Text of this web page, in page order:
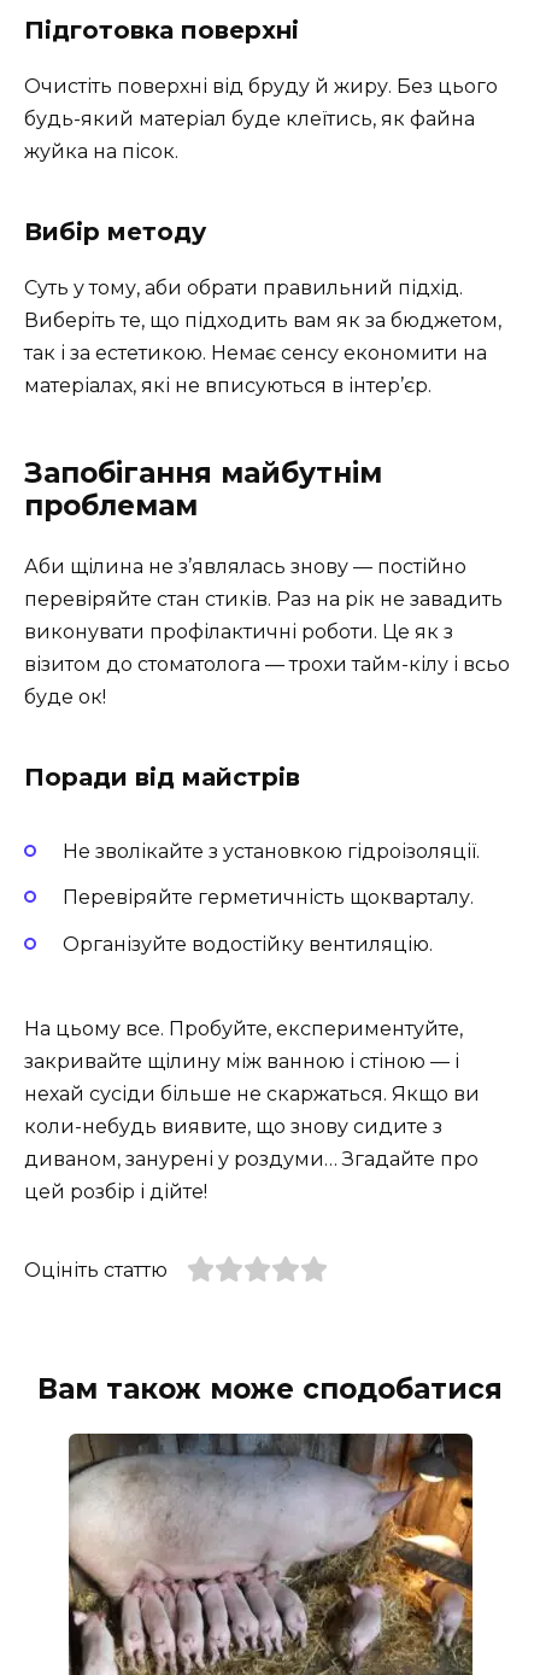
Підготовка поверхні
Очистіть поверхні від бруду й жиру. Без цього
будь-який матеріал буде клеїтись, як файна
жуйка на пісок.
Вибір методу
Суть у тому, аби обрати правильний підхід.
Виберіть те, що підходить вам як за бюджетом,
так і за естетикою. Немає сенсу економити на
матеріалах, які не вписуються в інтер’єр.
Запобігання майбутнім
проблемам
Аби щілина не з’являлась знову — постійно
перевіряйте стан стиків. Раз на рік не завадить
виконувати профілактичні роботи. Це як з
візитом до стоматолога — трохи тайм-кілу і всьо
буде ок!
Поради від майстрів
Не зволікайте з установкою гідроізоляції.
Перевіряйте герметичність щокварталу.
Організуйте водостійку вентиляцію.
На цьому все. Пробуйте, експериментуйте,
закривайте щілину між ванною і стіною — і
нехай сусіди більше не скаржаться. Якщо ви
коли-небудь виявите, що знову сидите з
диваном, занурені у роздуми… Згадайте про
цей розбір і дійте!
Оцініть статтю
Вам також може сподобатися